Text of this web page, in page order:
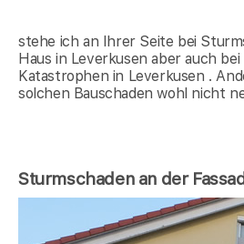
stehe ich an Ihrer Seite bei
Haus in Leverkusen aber auch
Katastrophen in Leverkusen .
solchen Bauschaden wohl nicht
Sturmschaden an der